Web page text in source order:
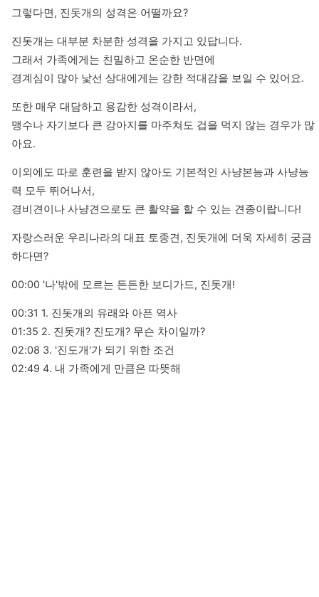
그렇다면, 진돗개의 성격은 어떨까요?
진돗개는 대부분 차분한 성격을 가지고 있답니다.
그래서 가족에게는 친밀하고 온순한 반면에
경계심이 많아 낯선 상대에게는 강한 적대감을 보일 수 있어요.
또한 매우 대담하고 용감한 성격이라서,
맹수나 자기보다 큰 강아지를 마주쳐도 겁을 먹지 않는 경우가 많
아요.
이외에도 따로 훈련을 받지 않아도 기본적인 사냥본능과 사냥능
력 모두 뛰어나서,
경비견이나 사냥견으로도 큰 활약을 할 수 있는 견종이랍니다!
자랑스러운 우리나라의 대표 토종견, 진돗개에 더욱 자세히 궁금
하다면?
00:00 '나'밖에 모르는 든든한 보디가드, 진돗개!
00:31 1. 진돗개의 유래와 아픈 역사
01:35 2. 진돗개? 진도개? 무슨 차이일까?
02:08 3. '진도개'가 되기 위한 조건
02:49 4. 내 가족에게 만큼은 따뜻해